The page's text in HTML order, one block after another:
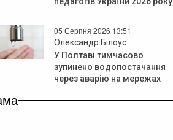
05 Серпня 2026 13:51 |
Олександр Білоус
У Полтаві тимчасово
зупинено водопостачання
через аварію на мережах